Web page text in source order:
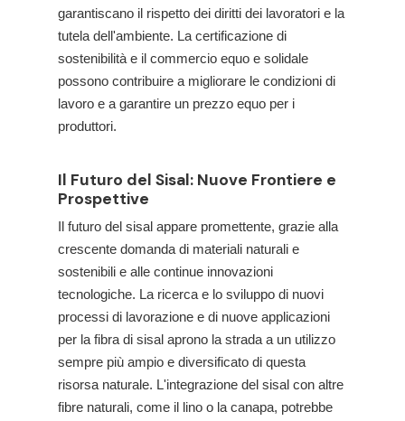
garantiscano il rispetto dei diritti dei lavoratori e la
tutela dell'ambiente. La certificazione di
sostenibilità e il commercio equo e solidale
possono contribuire a migliorare le condizioni di
lavoro e a garantire un prezzo equo per i
produttori.
Il Futuro del Sisal: Nuove Frontiere e
Prospettive
Il futuro del sisal appare promettente, grazie alla
crescente domanda di materiali naturali e
sostenibili e alle continue innovazioni
tecnologiche. La ricerca e lo sviluppo di nuovi
processi di lavorazione e di nuove applicazioni
per la fibra di sisal aprono la strada a un utilizzo
sempre più ampio e diversificato di questa
risorsa naturale. L'integrazione del sisal con altre
fibre naturali, come il lino o la canapa, potrebbe